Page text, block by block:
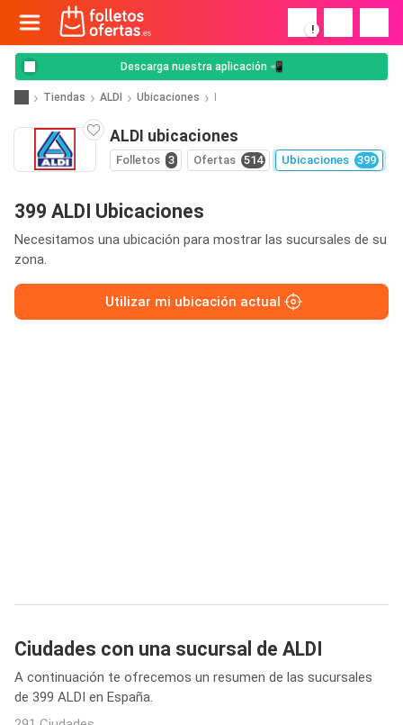
!
Descarga nuestra aplicación 📲
Tiendas ALDI Ubicaciones I
ALDI ubicaciones
Folletos 3 Ofertas 514 Ubicaciones 399
399 ALDI Ubicaciones
Necesitamos una ubicación para mostrar las sucursales de su
zona.
Utilizar mi ubicación actual
Ciudades con una sucursal de ALDI
A continuación te ofrecemos un resumen de las sucursales
de 399 ALDI en España.